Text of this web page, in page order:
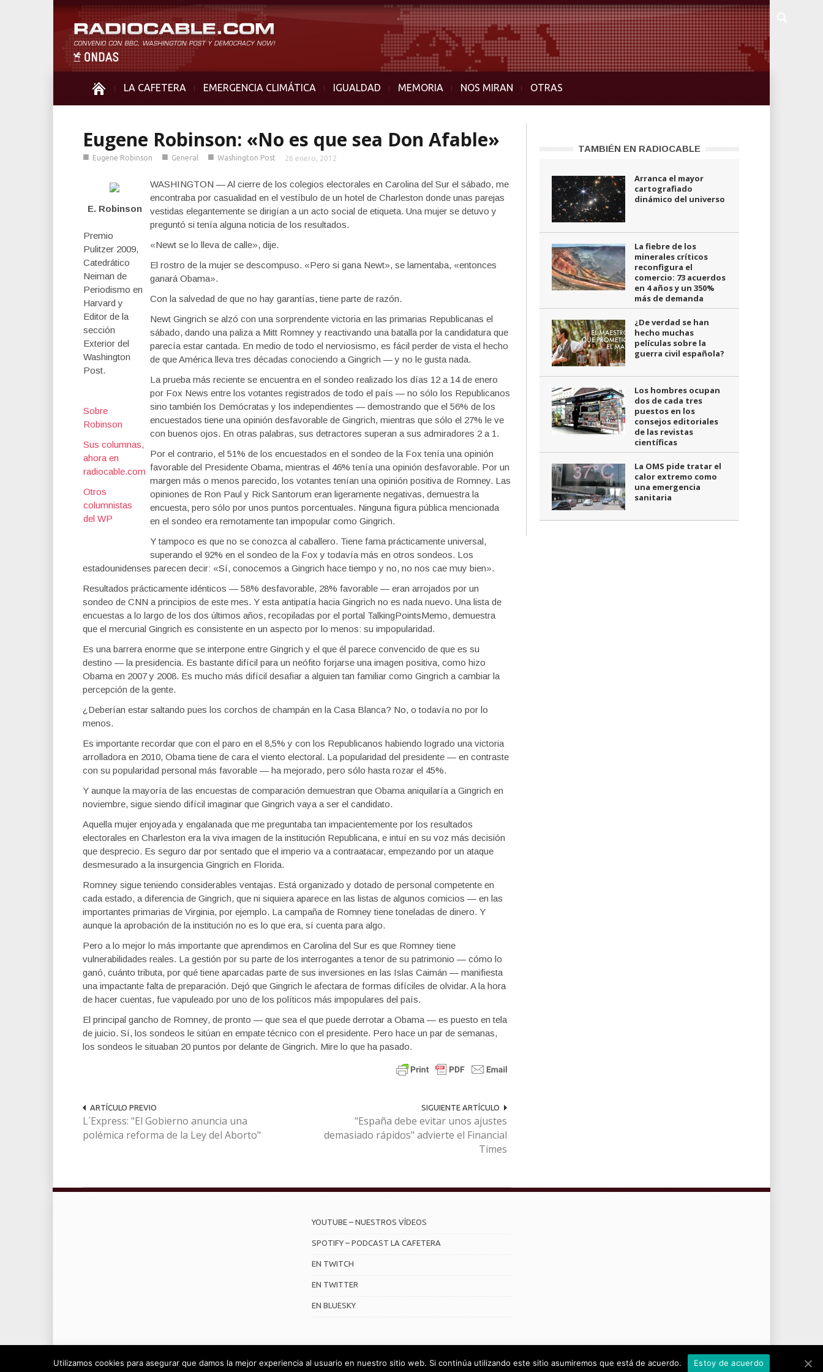
LA CAFETERA EMERGENCIA CLIMÁTICA IGUALDAD MEMORIA NOS MIRAN OTRAS
Eugene Robinson: «No es que sea Don Afable»
■ Eugene Robinson ■ General ■ Washington Post 26 enero, 2012
E. Robinson
Premio
Pulitzer 2009,
Catedrático
Neiman de
Periodismo en
Harvard y
Editor de la
sección
Exterior del
Washington
Post.
Sobre
Robinson
Sus columnas,
ahora en
radiocable.com
Otros
columnistas
del WP
WASHINGTON — Al cierre de los colegios electorales en Carolina del Sur el sábado, me
encontraba por casualidad en el vestíbulo de un hotel de Charleston donde unas parejas
vestidas elegantemente se dirigían a un acto social de etiqueta. Una mujer se detuvo y
preguntó si tenía alguna noticia de los resultados.
«Newt se lo lleva de calle», dije.
El rostro de la mujer se descompuso. «Pero si gana Newt», se lamentaba, «entonces
ganará Obama».
Con la salvedad de que no hay garantías, tiene parte de razón.
Newt Gingrich se alzó con una sorprendente victoria en las primarias Republicanas el
sábado, dando una paliza a Mitt Romney y reactivando una batalla por la candidatura que
parecía estar cantada. En medio de todo el nerviosismo, es fácil perder de vista el hecho
de que América lleva tres décadas conociendo a Gingrich — y no le gusta nada.
La prueba más reciente se encuentra en el sondeo realizado los días 12 a 14 de enero
por Fox News entre los votantes registrados de todo el país — no sólo los Republicanos
sino también los Demócratas y los independientes — demostrando que el 56% de los
encuestados tiene una opinión desfavorable de Gingrich, mientras que sólo el 27% le ve
con buenos ojos. En otras palabras, sus detractores superan a sus admiradores 2 a 1.
Por el contrario, el 51% de los encuestados en el sondeo de la Fox tenía una opinión
favorable del Presidente Obama, mientras el 46% tenía una opinión desfavorable. Por un
margen más o menos parecido, los votantes tenían una opinión positiva de Romney. Las
opiniones de Ron Paul y Rick Santorum eran ligeramente negativas, demuestra la
encuesta, pero sólo por unos puntos porcentuales. Ninguna figura pública mencionada
en el sondeo era remotamente tan impopular como Gingrich.
Y tampoco es que no se conozca al caballero. Tiene fama prácticamente universal,
superando el 92% en el sondeo de la Fox y todavía más en otros sondeos. Los
estadounidenses parecen decir: «Sí, conocemos a Gingrich hace tiempo y no, no nos cae muy bien».
Resultados prácticamente idénticos — 58% desfavorable, 28% favorable — eran arrojados por un
sondeo de CNN a principios de este mes. Y esta antipatía hacia Gingrich no es nada nuevo. Una lista de
encuestas a lo largo de los dos últimos años, recopiladas por el portal TalkingPointsMemo, demuestra
que el mercurial Gingrich es consistente en un aspecto por lo menos: su impopularidad.
Es una barrera enorme que se interpone entre Gingrich y el que él parece convencido de que es su
destino — la presidencia. Es bastante difícil para un neófito forjarse una imagen positiva, como hizo
Obama en 2007 y 2008. Es mucho más difícil desafiar a alguien tan familiar como Gingrich a cambiar la
percepción de la gente.
¿Deberían estar saltando pues los corchos de champán en la Casa Blanca? No, o todavía no por lo
menos.
Es importante recordar que con el paro en el 8,5% y con los Republicanos habiendo logrado una victoria
arrolladora en 2010, Obama tiene de cara el viento electoral. La popularidad del presidente — en contraste
con su popularidad personal más favorable — ha mejorado, pero sólo hasta rozar el 45%.
Y aunque la mayoría de las encuestas de comparación demuestran que Obama aniquilaría a Gingrich en
noviembre, sigue siendo difícil imaginar que Gingrich vaya a ser el candidato.
Aquella mujer enjoyada y engalanada que me preguntaba tan impacientemente por los resultados
electorales en Charleston era la viva imagen de la institución Republicana, e intuí en su voz más decisión
que desprecio. Es seguro dar por sentado que el imperio va a contraatacar, empezando por un ataque
desmesurado a la insurgencia Gingrich en Florida.
Romney sigue teniendo considerables ventajas. Está organizado y dotado de personal competente en
cada estado, a diferencia de Gingrich, que ni siquiera aparece en las listas de algunos comicios — en las
importantes primarias de Virginia, por ejemplo. La campaña de Romney tiene toneladas de dinero. Y
aunque la aprobación de la institución no es lo que era, sí cuenta para algo.
Pero a lo mejor lo más importante que aprendimos en Carolina del Sur es que Romney tiene
vulnerabilidades reales. La gestión por su parte de los interrogantes a tenor de su patrimonio — cómo lo
ganó, cuánto tributa, por qué tiene aparcadas parte de sus inversiones en las Islas Caimán — manifiesta
una impactante falta de preparación. Dejó que Gingrich le afectara de formas difíciles de olvidar. A la hora
de hacer cuentas, fue vapuleado por uno de los políticos más impopulares del país.
El principal gancho de Romney, de pronto — que sea el que puede derrotar a Obama — es puesto en tela
de juicio. Sí, los sondeos le sitúan en empate técnico con el presidente. Pero hace un par de semanas,
los sondeos le situaban 20 puntos por delante de Gingrich. Mire lo que ha pasado.
ARTÍCULO PREVIO
L´Express: "El Gobierno anuncia una
polémica reforma de la Ley del Aborto"
SIGUIENTE ARTÍCULO
"España debe evitar unos ajustes
demasiado rápidos" advierte el Financial
Times
TAMBIÉN EN RADIOCABLE
Arranca el mayor
cartografiado
dinámico del universo
La fiebre de los
minerales críticos
reconfigura el
comercio: 73 acuerdos
en 4 años y un 350%
más de demanda
¿De verdad se han
hecho muchas
películas sobre la
guerra civil española?
Los hombres ocupan
dos de cada tres
puestos en los
consejos editoriales
de las revistas
científicas
La OMS pide tratar el
calor extremo como
una emergencia
sanitaria
YOUTUBE – NUESTROS VÍDEOS
SPOTIFY – PODCAST LA CAFETERA
EN TWITCH
EN TWITTER
EN BLUESKY
© Radiocable en Internet S.L. CONTRATO DE SERVICIOS Y POLÍTICA DE PRIVACIDAD
Utilizamos cookies para asegurar que damos la mejor experiencia al usuario en nuestro sitio web. Si continúa utilizando este sitio asumiremos que está de acuerdo. Estoy de acuerdo